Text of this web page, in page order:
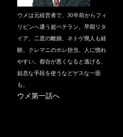
ウメは元経営者で、30年前からフィ
リピンへ通う超ベテラン。早期リタ
イア、二度の離婚、ネトゲ廃人も経
験。クレマニのホレ担当。人に惚れ
やすい。都合が悪くなると逃げる、
姑息な手段を使うなどゲスな一面
も。
ウメ第一話へ